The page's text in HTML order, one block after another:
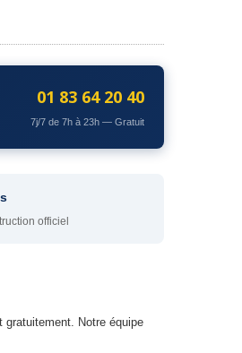
01 83 64 20 40
7j/7 de 7h à 23h — Gratuit
officiel
gratuitement. Notre équipe